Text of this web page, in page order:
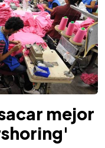
mejor